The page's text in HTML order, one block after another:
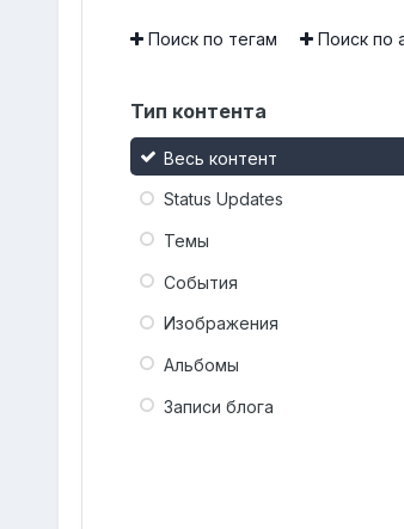
Поиск по тегам Поиск по
Тип контента
Весь контент
Status Updates
Темы
События
Изображения
Альбомы
Записи блога